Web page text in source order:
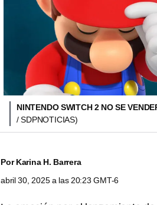
NINTENDO SWITCH 2 NO SE
/ SDPNOTICIAS)
PorKarina H. Barrera
abril 30, 2025 a las 20:23 GMT-6